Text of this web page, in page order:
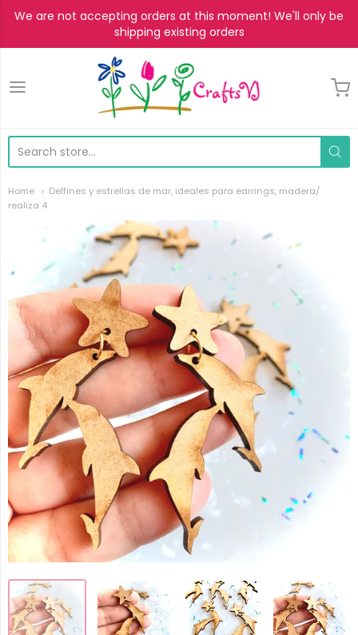
We are not accepting orders at this moment! We'll only be
shipping existing orders
CraftsVJ
Home
Delfines y estrellas de mar, ideales para earrings, madera/
realiza 4